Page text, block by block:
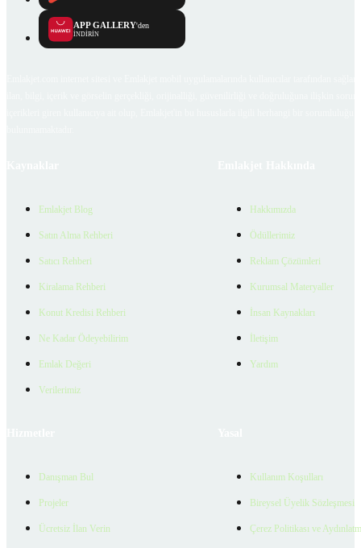
APP GALLERY'den
İNDİRİN
Emlakjet Blog
Satın Alma Rehberi
Satıcı Rehberi
Kiralama Rehberi
Konut Kredisi Rehberi
Ne Kadar Ödeyebilirim
Emlak Değeri
Verilerimiz
Hakkımızda
Ödüllerimiz
Reklam Çözümleri
Kurumsal Materyaller
İnsan Kaynakları
İletişim
Yardım
Danışman Bul
Projeler
Ücretsiz İlan Verin
Kullanım Koşulları
Bireysel Üyelik Sözleşmesi
Çerez Politikası ve